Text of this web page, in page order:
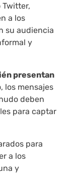
Twitter,
a los
su audiencia
y
presentan
los mensajes
deben
para captar
para
a los
y